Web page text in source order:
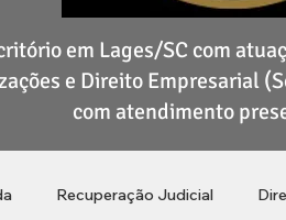
em Lages/SC com
e Direito Empresarial
com atendimento
Recuperação Judicial